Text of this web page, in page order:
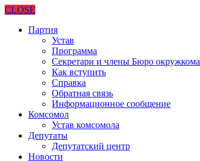
CLOSE
Партия
Устав
Программа
Секретари и члены Бюро окружкома
Как вступить
Справка
Обратная связь
Информационное сообщение
Комсомол
Устав комсомола
Депутаты
Депутатский центр
Новости